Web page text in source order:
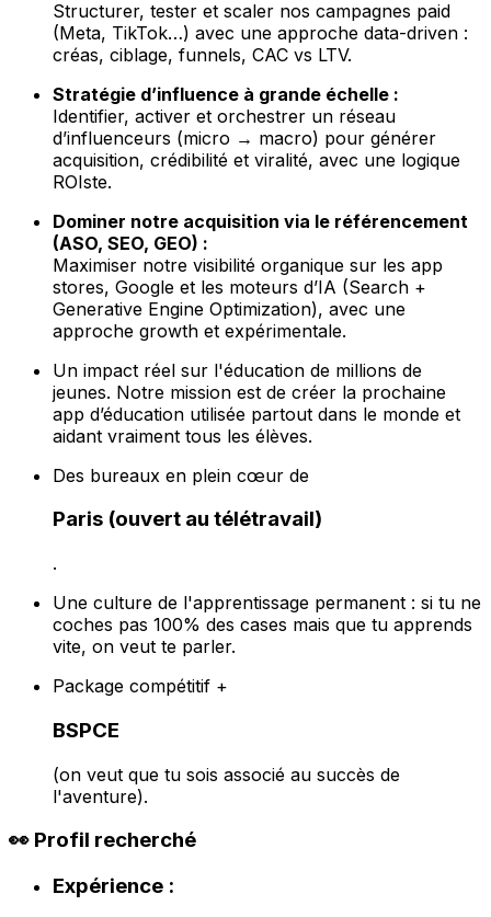
Structurer, tester et scaler nos campagnes paid
(Meta, TikTok…) avec une approche data-driven :
créas, ciblage, funnels, CAC vs LTV.
Stratégie d’influence à grande échelle :
Identifier, activer et orchestrer un réseau
d’influenceurs (micro → macro) pour générer
acquisition, crédibilité et viralité, avec une logique
ROIste.
Dominer notre acquisition via le référencement
(ASO, SEO, GEO) :
Maximiser notre visibilité organique sur les app
stores, Google et les moteurs d’IA (Search +
Generative Engine Optimization), avec une
approche growth et expérimentale.
Un impact réel sur l'éducation de millions de
jeunes. Notre mission est de créer la prochaine
app d’éducation utilisée partout dans le monde et
aidant vraiment tous les élèves.
Des bureaux en plein cœur de
Paris (ouvert au télétravail)
.
Une culture de l'apprentissage permanent : si tu ne
coches pas 100% des cases mais que tu apprends
vite, on veut te parler.
Package compétitif +
BSPCE
(on veut que tu sois associé au succès de
l'aventure).
👀 Profil recherché
Expérience :